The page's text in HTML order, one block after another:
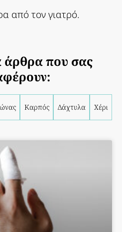
από τον γιατρό.
άρθρα που σας
Καρπός Δάχτυλα Χέρι